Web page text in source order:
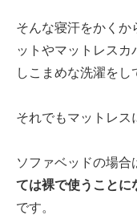
そんな寝汗をかくか
ットやマットレスカ
しこまめな洗濯をし
それでもマットレス
ソファベッドの場合
ては裸で使うことに
です。